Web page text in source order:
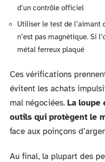
d’un contrôle officiel
Utiliser le test de l’aimant
n’est pas magnétique. Si
métal ferreux plaqué
Ces vérifications
évitent les achats
mal négociées. La loupe
outils qui protègent le
face aux poinçons
Au final, la plupart des